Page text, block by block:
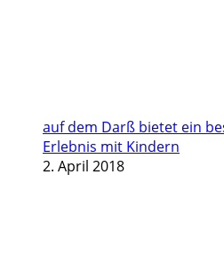
auf dem Darß bietet ein
Erlebnis mit Kindern
2. April 2018